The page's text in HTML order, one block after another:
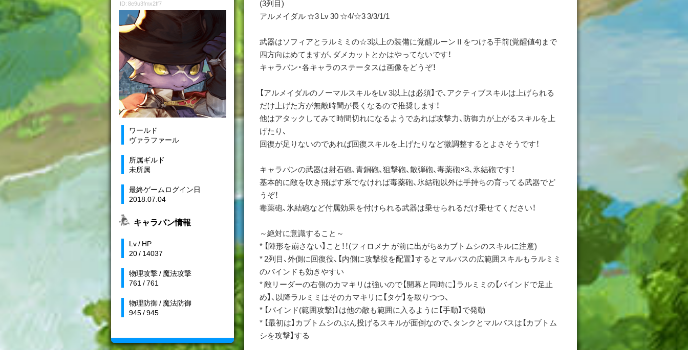
ID: 8e9u3fmx2ff7
ワールド
ヴァラファール
所属ギルド
未所属
最終ゲームログイン日
2018.07.04
キャラバン情報
Lv / HP
20 / 14037
物理攻撃 / 魔法攻撃
761 / 761
物理防御 / 魔法防御
945 / 945
(3列目)
アルメイダル ☆3 Lv 30 ☆4/☆3 3/3/1/1
武器はソフィアとラルミミの☆3以上の装備に覚醒ルーンⅡをつける手前(覚醒値4)まで
四方向はめてますが、ダメカットとかはやってないです！
キャラバン・各キャラのステータスは画像をどうぞ！
【アルメイダルのノーマルスキルをLv 3以上は必須】で、アクティブスキルは上げられる
だけ上げた方が無敵時間が長くなるので推奨します！
他はアタックしてみて時間切れになるようであれば攻撃力、防御力が上がるスキルを上
げたり、
回復が足りないのであれば回復スキルを上げたりなど微調整するとよさそうです！
キャラバンの武器は射石砲、青銅砲、狙撃砲、散弾砲、毒薬砲×3、氷結砲です！
基本的に敵を吹き飛ばす系でなければ毒薬砲、氷結砲以外は手持ちの育ってる武器でど
うぞ！
毒薬砲、氷結砲など付属効果を付けられる武器は乗せられるだけ乗せてください！
～絶対に意識すること～
* 【陣形を崩さない】こと！！(フィロメナ が前に出がち&カブトムシのスキルに注意)
* 2列目、外側に回復役、【内側に攻撃役を配置】するとマルバスの広範囲スキルもラルミミ
のバインドも効きやすい
* 敵リーダーの右側のカマキリは強いので【開幕と同時に】ラルミミの【バインドで足止
め】、以降ラルミミはそのカマキリに【タゲ】を取りつつ、
* 【バインド(範囲攻撃)】は他の敵も範囲に入るように【手動】で発動
* 【最初は】カブトムシのぶん投げるスキルが面倒なので、タンクとマルバスは【カブトム
シを攻撃】する